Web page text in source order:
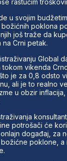
u svojim
poklona
još traže da
na Crni petak.
Global
tokom vikenda
je za 0,8 odsto
ali je to realno
u obzir
potrošači će
događaj, za
poklone, a